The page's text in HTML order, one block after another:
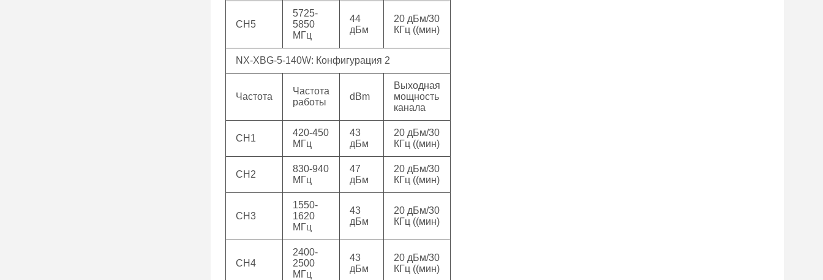
CH5
5725-
5850
МГц
44
дБм
20 дБм/30
КГц ((мин)
NX-XBG-5-140W: Конфигурация 2
Частота
Частота
работы
dBm
Выходная
мощность
канала
CH1
420-450
МГц
43
дБм
20 дБм/30
КГц ((мин)
CH2
830-940
МГц
47
дБм
20 дБм/30
КГц ((мин)
CH3
1550-
1620
МГц
43
дБм
20 дБм/30
КГц ((мин)
CH4
2400-
2500
МГц
43
дБм
20 дБм/30
КГц ((мин)